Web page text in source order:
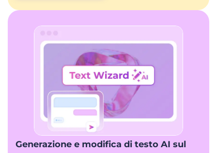
Generazione e modifica di testo AI sul